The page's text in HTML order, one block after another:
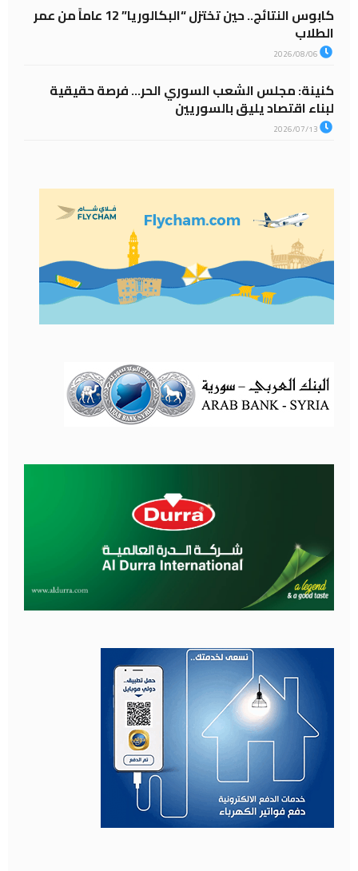
كابوس النتائج.. حين تختزل “البكالوريا” 12 عاماً من عمر
الطلاب
كنينة: مجلس الشعب السوري الحر… فرصة حقيقية
لبناء اقتصاد يليق بالسوريين